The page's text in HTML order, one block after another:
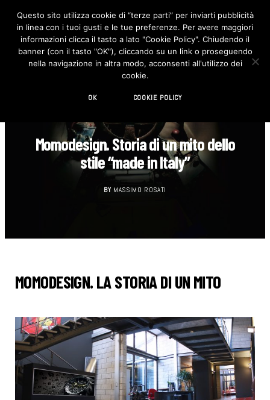
F
c
e
b
o
I
n
s
t
Momodesign. Storia di un mito dello
stile “made in Italy”
BY MASSIMO ROSATI
MOMODESIGN. LA STORIA DI UN MITO
Questo sito utilizza cookie di “terze parti” per inviarti pubblicità
in linea con i tuoi gusti e le tue preferenze. Per avere maggiori
informazioni clicca il tasto a lato "Cookie Policy". Chiudendo il
banner (con il tasto "OK"), cliccando su un link o proseguendo
nella navigazione in altra modo, acconsenti all'utilizzo dei
cookie.
OK COOKIE POLICY